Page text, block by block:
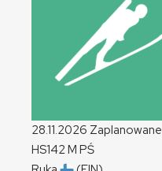
28.11.2026 Zaplanowane
HS142M PŚ